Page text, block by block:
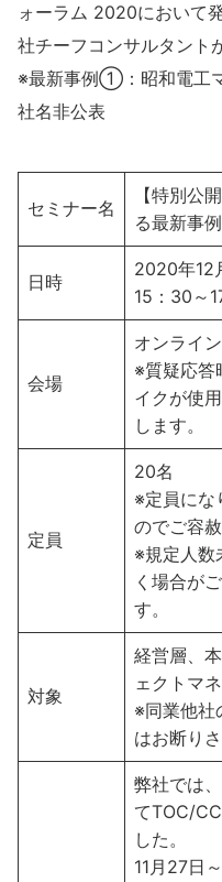
ォーラム 2020において
社チーフコンサルタント
※最新事例①：昭和電工
社名非公表
セミナー名
【特別公
る最新事
日時
2020年12
15：30～
会場
オンライ
※質疑応答
イクが使
します。
定員
20名
※定員にな
のでご容赦
※規定人数
く場合が
す。
対象
経営層、
ェクトマ
※同業他社
はお断り
弊社では
てTOC/
した。
11月27日